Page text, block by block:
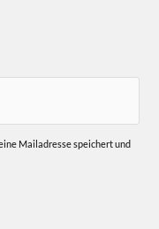
Mailadresse speichert und